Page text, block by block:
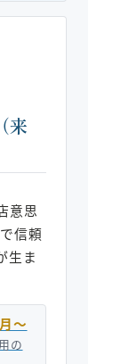
来
意思
信頼
生ま
〜
の